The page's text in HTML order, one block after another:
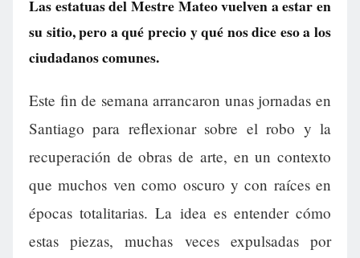
Las estatuas del Mestre Mateo vuelven a estar en
su sitio, pero a qué precio y qué nos dice eso a los
ciudadanos comunes.
Este fin de semana arrancaron unas jornadas en
Santiago para reflexionar sobre el robo y la
recuperación de obras de arte, en un contexto
que muchos ven como oscuro y con raíces en
épocas totalitarias. La idea es entender cómo
estas piezas, muchas veces expulsadas por